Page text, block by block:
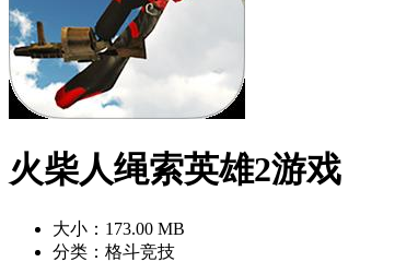
火柴人绳索英雄2游戏
大小：173.00 MB
分类：格斗竞技